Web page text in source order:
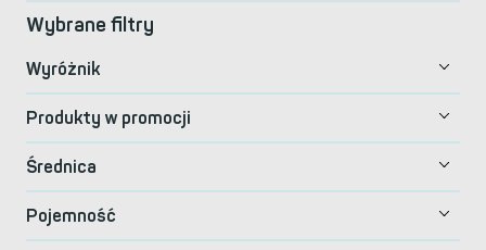
Wybrane filtry
Wyróżnik
Produkty w promocji
Średnica
Pojemność